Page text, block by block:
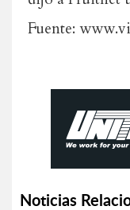
Fuente:
Noticias